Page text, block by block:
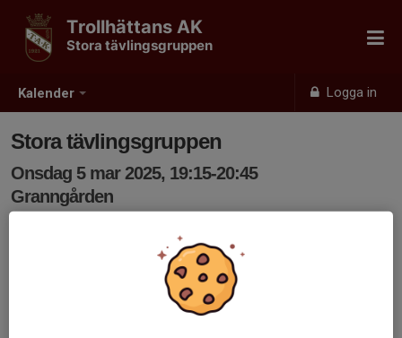
Kalender Logga in
Trollhättans AK
Stora tävlingsgruppen
Stora tävlingsgruppen
Onsdag 5 mar 2025, 19:15-20:45
Granngården